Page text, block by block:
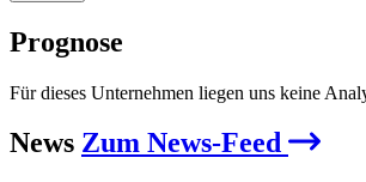
Prognose
Für dieses Unternehmen liegen uns keine
News Zum News-Feed